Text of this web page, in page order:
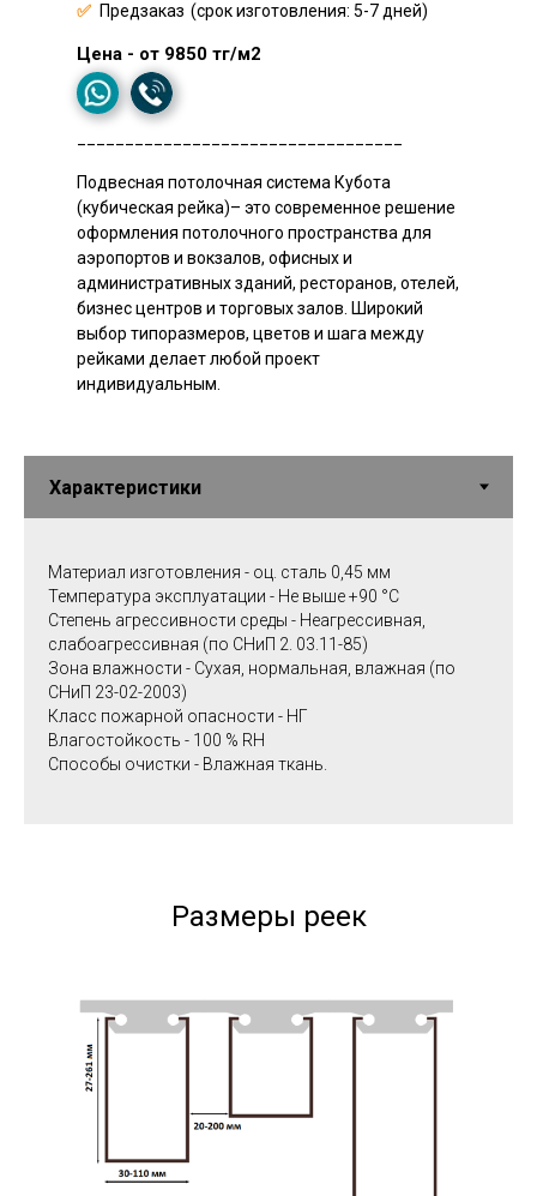
(срок изготовления: 5-7 дней)
Подвесная потолочная система Кубота
(кубическая рейка)– это современное решение
оформления потолочного пространства для
аэропортов и вокзалов, офисных и
административных зданий, ресторанов, отелей,
бизнес центров и торговых залов. Широкий
выбор типоразмеров, цветов и шага между
рейками делает любой проект
индивидуальным.
Цена - от 9850 тг/м2
✅ Предзаказ
Материал изготовления - оц. сталь 0,45 мм
Температура эксплуатации - Не выше +90 °C
Степень агрессивности среды - Неагрессивная,
слабоагрессивная (по СНиП 2. 03.11-85)
Зона влажности - Сухая, нормальная, влажная (по
СНиП 23-02-2003)
Класс пожарной опасности - НГ
Влагостойкость - 100 % RH
Способы очистки - Влажная ткань.
Размеры реек